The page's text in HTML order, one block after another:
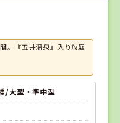
。『五井温泉』入り放題
/大型・準中型